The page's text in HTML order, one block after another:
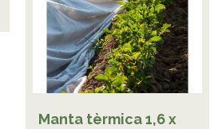
Manta tèrmica 1,6 x